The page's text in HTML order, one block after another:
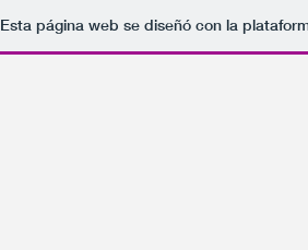
Esta página web se diseñó con la